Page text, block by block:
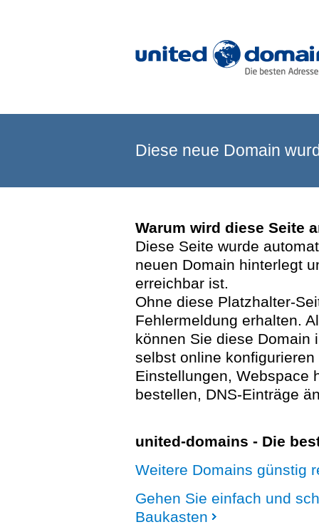
Diese neue Domain
Warum wird diese Seite
Diese Seite wurde
neuen Domain hinterlegt
erreichbar ist.
Ohne diese Platzhalter-
Fehlermeldung erhalten.
können Sie diese Domain
selbst online
Einstellungen, Webspace
bestellen, DNS-Einträge
united-domains - Die
Weitere Domains günstig
Gehen Sie einfach und
Baukasten